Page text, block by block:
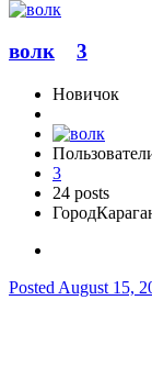
волк 3
Новичок
3
24 posts
Город
Posted August 15,